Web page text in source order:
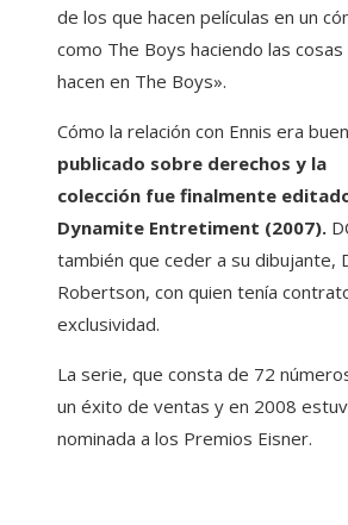
de los que hacen películas en un
como The Boys haciendo las cosas
hacen en The Boys».
Cómo la relación con Ennis era
publicado sobre derechos y la
colección fue finalmente
Dynamite Entretiment (2007).
también que ceder a su dibujante,
Robertson, con quien tenía
exclusividad.
La serie, que consta de 72
un éxito de ventas y en 2008
nominada a los Premios Eisner.